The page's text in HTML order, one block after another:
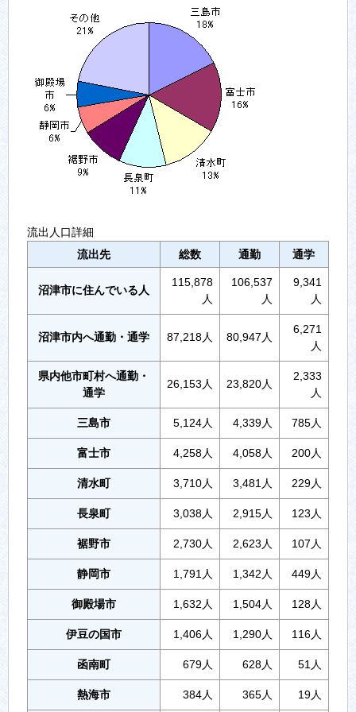
流出人口詳細
流出先
総数 通勤 通学
沼津市に住んでいる人
115,878
人
106,537
人
9,341
人
沼津市内へ通勤・通学 87,218人 80,947人
6,271
人
県内他市町村へ通勤・
通学
26,153人 23,820人
2,333
人
三島市 5,124人 4,339人 785人
富士市 4,258人 4,058人 200人
清水町 3,710人 3,481人 229人
長泉町 3,038人 2,915人 123人
裾野市 2,730人 2,623人 107人
静岡市 1,791人 1,342人 449人
御殿場市 1,632人 1,504人 128人
伊豆の国市 1,406人 1,290人 116人
函南町 679人 628人 51人
熱海市 384人 365人 19人